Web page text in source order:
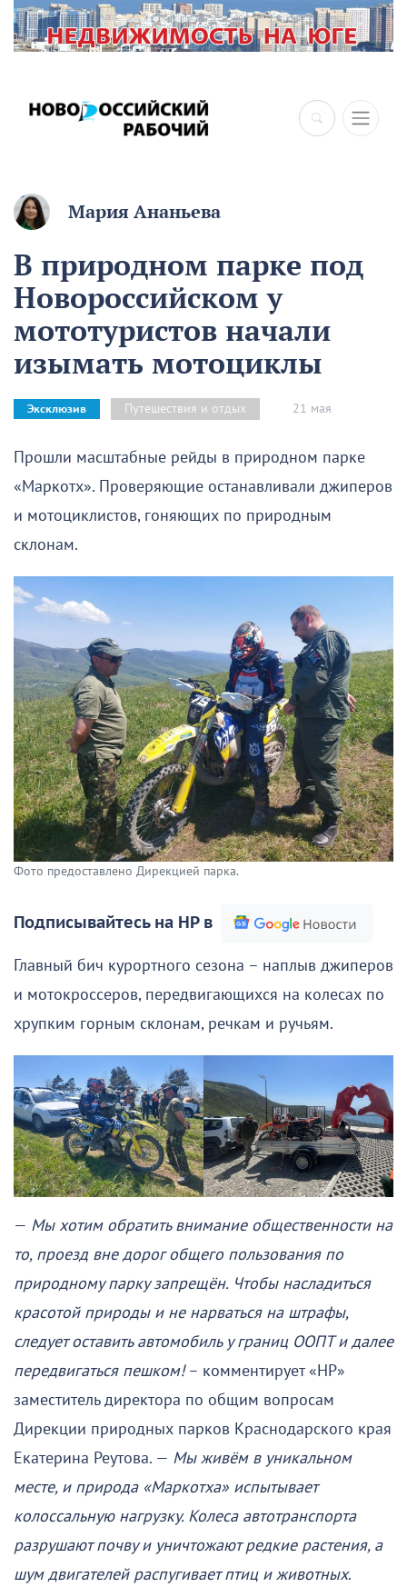
×
Мария Ананьева
В природном парке под
Новороссийском у
мототуристов начали
изымать мотоциклы
Эксклюзив Путешествия и отдых 21 мая
Прошли масштабные рейды в природном парке
«Маркотх». Проверяющие останавливали джиперов
и мотоциклистов, гоняющих по природным
склонам.
Фото предоставлено Дирекцией парка.
Подписывайтесь на НР в
Главный бич курортного сезона – наплыв джиперов
и мотокроссеров, передвигающихся на колесах по
хрупким горным склонам, речкам и ручьям.
— Мы хотим обратить внимание общественности на
то, проезд вне дорог общего пользования по
природному парку запрещён. Чтобы насладиться
красотой природы и не нарваться на штрафы,
следует оставить автомобиль у границ ООПТ и далее
передвигаться пешком!– комментирует «НР»
заместитель директора по общим вопросам
Дирекции природных парков Краснодарского края
Екатерина Реутова. — Мы живём в уникальном
месте, и природа «Маркотха» испытывает
колоссальную нагрузку. Колеса автотранспорта
разрушают почву и уничтожают редкие растения, а
шум двигателей распугивает птиц и животных.